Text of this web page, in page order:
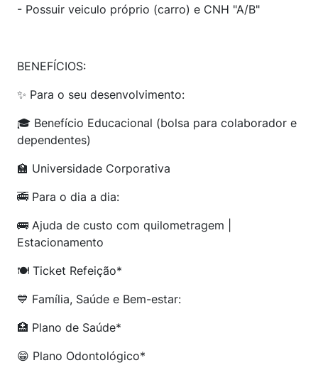
- Possuir veiculo próprio (carro) e CNH "A/B"
BENEFÍCIOS:
✨ Para o seu desenvolvimento:
🎓 Benefício Educacional (bolsa para colaborador e
dependentes)
🏫 Universidade Corporativa
🚎 Para o dia a dia:
🚌 Ajuda de custo com quilometragem |
Estacionamento
🍽️ Ticket Refeição*
💙 Família, Saúde e Bem-estar:
🏥 Plano de Saúde*
😁 Plano Odontológico*